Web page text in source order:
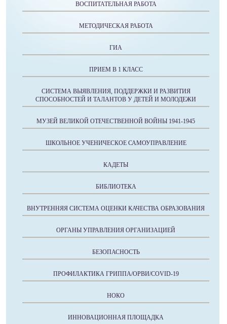
ВОСПИТАТЕЛЬНАЯ РАБОТА
МЕТОДИЧЕСКАЯ РАБОТА
ГИА
ПРИЕМ В 1 КЛАСС
СИСТЕМА ВЫЯВЛЕНИЯ, ПОДДЕРЖКИ И РАЗВИТИЯ
СПОСОБНОСТЕЙ И ТАЛАНТОВ У ДЕТЕЙ И МОЛОДЕЖИ
МУЗЕЙ ВЕЛИКОЙ ОТЕЧЕСТВЕННОЙ ВОЙНЫ 1941-1945
ШКОЛЬНОЕ УЧЕНИЧЕСКОЕ САМОУПРАВЛЕНИЕ
КАДЕТЫ
БИБЛИОТЕКА
ВНУТРЕННЯЯ СИСТЕМА ОЦЕНКИ КАЧЕСТВА ОБРАЗОВАНИЯ
ОРГАНЫ УПРАВЛЕНИЯ ОРГАНИЗАЦИЕЙ
БЕЗОПАСНОСТЬ
ПРОФИЛАКТИКА ГРИППА/ОРВИ/COVID-19
НОКО
ИННОВАЦИОННАЯ ПЛОЩАДКА